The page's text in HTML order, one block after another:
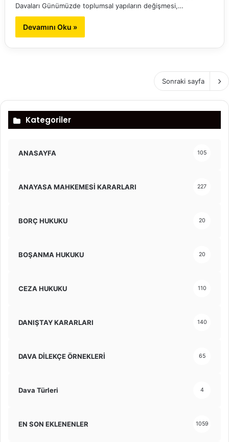
Davaları Günümüzde toplumsal yapıların değişmesi,…
Devamını Oku »
Sonraki sayfa
Kategoriler
ANASAYFA 105
ANAYASA MAHKEMESİ KARARLARI 227
BORÇ HUKUKU 20
BOŞANMA HUKUKU 20
CEZA HUKUKU 110
DANIŞTAY KARARLARI 140
DAVA DİLEKÇE ÖRNEKLERİ 65
Dava Türleri 4
EN SON EKLENENLER 1059